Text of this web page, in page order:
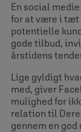
En social
for at være i tæt
potentielle
gode tilbud,
årstidens
Lige gyldigt
med, giver
mulighed for
relation til
gennem en